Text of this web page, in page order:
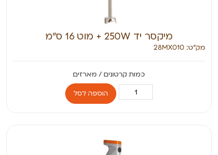
מיקסר יד 250W + מוט 16 ס”מ
מק״ט: 28MX010
הוספה לסל